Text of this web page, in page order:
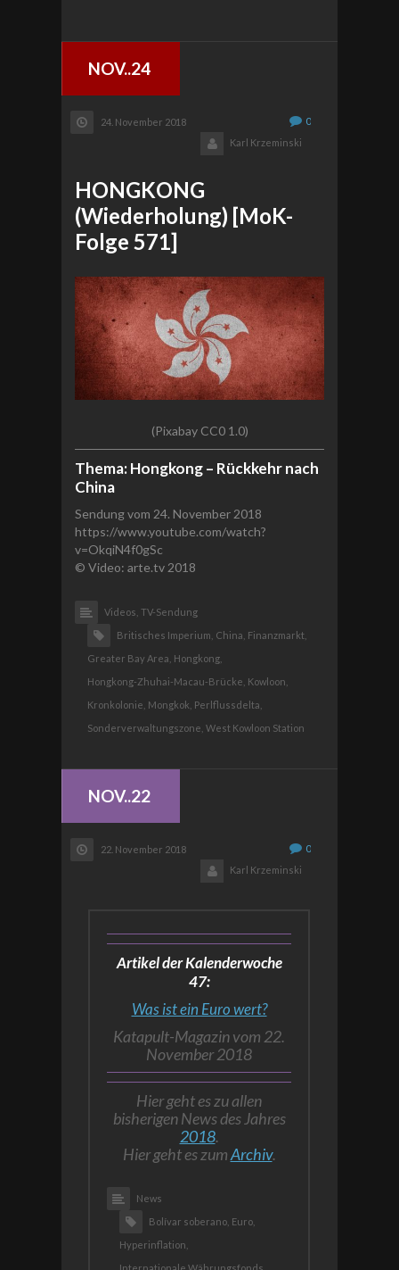
NOV..24
24. November 2018
0
Karl Krzeminski
HONGKONG
(Wiederholung) [MoK-
Folge 571]
(Pixabay CC0 1.0)
Thema: Hongkong – Rückkehr nach
China
Sendung vom 24. November 2018
https://www.youtube.com/watch?
v=OkqiN4f0gSc
© Video: arte.tv 2018
Videos, TV-Sendung
Britisches Imperium, China, Finanzmarkt,
Greater Bay Area, Hongkong,
Hongkong-Zhuhai-Macau-Brücke, Kowloon,
Kronkolonie, Mongkok, Perlflussdelta,
Sonderverwaltungszone, West Kowloon Station
NOV..22
22. November 2018
0
Karl Krzeminski
Artikel der Kalenderwoche
47:
Was ist ein Euro wert?
Katapult-Magazin vom 22.
November 2018
Hier geht es zu allen
bisherigen News des Jahres
2018.
Hier geht es zumArchiv.
News
Bolívar soberano, Euro,
Hyperinflation,
Internationale Währungsfonds,